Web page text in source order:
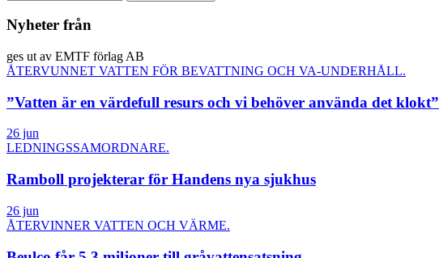
Nyheter från
ges ut av EMTF förlag AB
ÅTERVUNNET VATTEN FÖR BEVATTNING OCH VA-UNDERHÅLL.
”Vatten är en värdefull resurs och vi behöver använda det klokt”
26 jun
LEDNINGSSAMORDNARE.
Ramboll projekterar för Handens nya sjukhus
26 jun
ÅTERVINNER VATTEN OCH VÄRME.